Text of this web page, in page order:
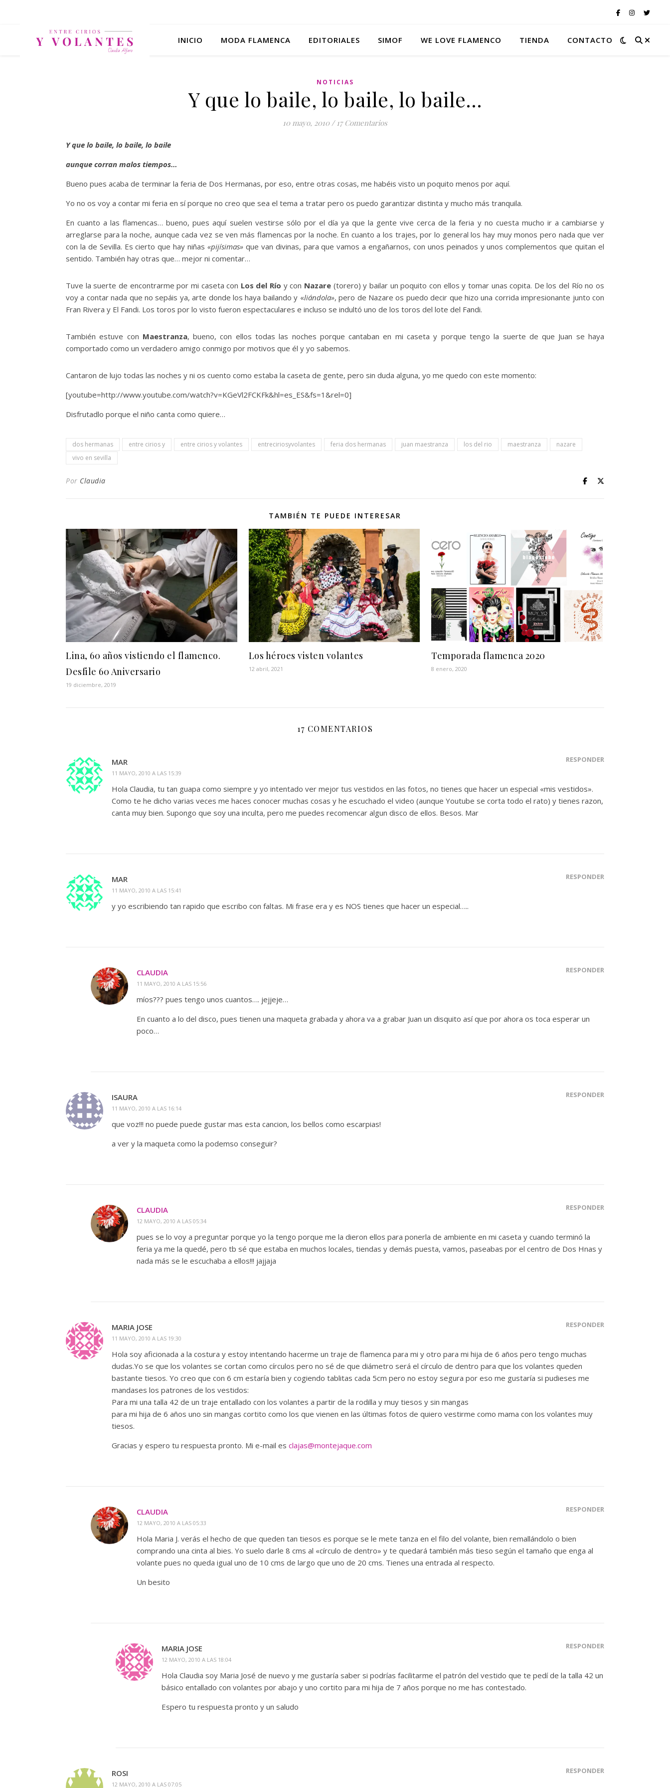
INICIO MODA FLAMENCA EDITORIALES SIMOF WE LOVE FLAMENCO TIENDA CONTACTO
NOTICIAS
Y que lo baile, lo baile, lo baile…
10 mayo, 2010 / 17 Comentarios
Y que lo baile, lo baile, lo baile
aunque corran malos tiempos…
Bueno pues acaba de terminar la feria de Dos Hermanas, por eso, entre otras cosas, me habéis visto un poquito menos por aquí.
Yo no os voy a contar mi feria en sí porque no creo que sea el tema a tratar pero os puedo garantizar distinta y mucho más tranquila.
En cuanto a las flamencas… bueno, pues aquí suelen vestirse sólo por el día ya que la gente vive cerca de la feria y no cuesta mucho ir a cambiarse y
arreglarse para la noche, aunque cada vez se ven más flamencas por la noche. En cuanto a los trajes, por lo general los hay muy monos pero nada que ver
con la de Sevilla. Es cierto que hay niñas «pijísimas»que van divinas, para que vamos a engañarnos, con unos peinados y unos complementos que quitan el
sentido. También hay otras que… mejor ni comentar…
Tuve la suerte de encontrarme por mi caseta con Los del Río y con Nazare (torero) y bailar un poquito con ellos y tomar unas copita. De los del Río no os
voy a contar nada que no sepáis ya, arte donde los haya bailando y «liándola», pero de Nazare os puedo decir que hizo una corrida impresionante junto con
Fran Rivera y El Fandi. Los toros por lo visto fueron espectaculares e incluso se indultó uno de los toros del lote del Fandi.
También estuve con Maestranza, bueno, con ellos todas las noches porque cantaban en mi caseta y porque tengo la suerte de que Juan se haya
comportado como un verdadero amigo conmigo por motivos que él y yo sabemos.
Cantaron de lujo todas las noches y ni os cuento como estaba la caseta de gente, pero sin duda alguna, yo me quedo con este momento:
[youtube=http://www.youtube.com/watch?v=KGeVl2FCKFk&hl=es_ES&fs=1&rel=0]
Disfrutadlo porque el niño canta como quiere…
dos hermanas entre cirios y entre cirios y volantes entreciriosyvolantes feria dos hermanas juan maestranza los del rio maestranza
nazare
vivo en sevilla
Por Claudia
TAMBIÉN TE PUEDE INTERESAR
Lina, 60 años vistiendo el flamenco.
Desfile 60 Aniversario
19 diciembre, 2019
Los héroes visten volantes
12 abril, 2021
Temporada flamenca 2020
8 enero, 2020
17 COMENTARIOS
MAR
11 MAYO, 2010 A LAS 15:39
RESPONDER
Hola Claudia, tu tan guapa como siempre y yo intentado ver mejor tus vestidos en las fotos, no tienes que hacer un especial «mis vestidos».
Como te he dicho varias veces me haces conocer muchas cosas y he escuchado el video (aunque Youtube se corta todo el rato) y tienes razon,
canta muy bien. Supongo que soy una inculta, pero me puedes recomencar algun disco de ellos. Besos. Mar
MAR
11 MAYO, 2010 A LAS 15:41
RESPONDER
y yo escribiendo tan rapido que escribo con faltas. Mi frase era y es NOS tienes que hacer un especial…..
CLAUDIA
11 MAYO, 2010 A LAS 15:56
RESPONDER
míos??? pues tengo unos cuantos…. jejjeje…
En cuanto a lo del disco, pues tienen una maqueta grabada y ahora va a grabar Juan un disquito así que por ahora os toca esperar un
poco…
ISAURA
11 MAYO, 2010 A LAS 16:14
RESPONDER
que voz!!! no puede puede gustar mas esta cancion, los bellos como escarpias!
a ver y la maqueta como la podemso conseguir?
CLAUDIA
12 MAYO, 2010 A LAS 05:34
RESPONDER
pues se lo voy a preguntar porque yo la tengo porque me la dieron ellos para ponerla de ambiente en mi caseta y cuando terminó la
feria ya me la quedé, pero tb sé que estaba en muchos locales, tiendas y demás puesta, vamos, paseabas por el centro de Dos Hnas y
nada más se le escuchaba a ellos!!! jajjaja
MARIA JOSE
11 MAYO, 2010 A LAS 19:30
RESPONDER
Hola soy aficionada a la costura y estoy intentando hacerme un traje de flamenca para mi y otro para mi hija de 6 años pero tengo muchas
dudas.Yo se que los volantes se cortan como círculos pero no sé de que diámetro será el círculo de dentro para que los volantes queden
bastante tiesos. Yo creo que con 6 cm estaría bien y cogiendo tablitas cada 5cm pero no estoy segura por eso me gustaría si pudieses me
mandases los patrones de los vestidos:
Para mi una talla 42 de un traje entallado con los volantes a partir de la rodilla y muy tiesos y sin mangas
para mi hija de 6 años uno sin mangas cortito como los que vienen en las últimas fotos de quiero vestirme como mama con los volantes muy
tiesos.
Gracias y espero tu respuesta pronto. Mi e-mail es clajas@montejaque.com
CLAUDIA
12 MAYO, 2010 A LAS 05:33
RESPONDER
Hola Maria J. verás el hecho de que queden tan tiesos es porque se le mete tanza en el filo del volante, bien remallándolo o bien
comprando una cinta al bies. Yo suelo darle 8 cms al «círculo de dentro» y te quedará también más tieso según el tamaño que enga al
volante pues no queda igual uno de 10 cms de largo que uno de 20 cms. Tienes una entrada al respecto.
Un besito
MARIA JOSE
12 MAYO, 2010 A LAS 18:04
RESPONDER
Hola Claudia soy Maria José de nuevo y me gustaría saber si podrías facilitarme el patrón del vestido que te pedí de la talla 42 un
básico entallado con volantes por abajo y uno cortito para mi hija de 7 años porque no me has contestado.
Espero tu respuesta pronto y un saludo
ROSI
12 MAYO, 2010 A LAS 07:05
RESPONDER